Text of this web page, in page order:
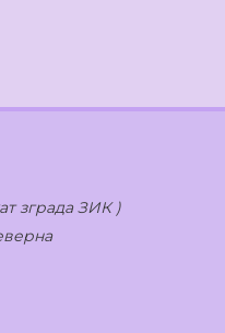
зграда ЗИК )